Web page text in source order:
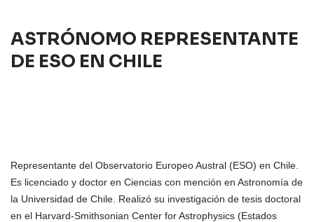
ASTRÓNOMO REPRESENTANTE
DE ESO EN CHILE
Representante del Observatorio Europeo Austral (ESO) en Chile.
Es licenciado y doctor en Ciencias con mención en Astronomía de
la Universidad de Chile. Realizó su investigación de tesis doctoral
en el Harvard-Smithsonian Center for Astrophysics (Estados